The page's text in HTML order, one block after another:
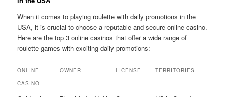
When it comes to playing roulette with daily promotions in the
USA, it is crucial to choose a reputable and secure online casino.
Here are the top 3 online casinos that offer a wide range of
roulette games with exciting daily promotions:
ONLINE
CASINO
OWNER LICENSE TERRITORIES